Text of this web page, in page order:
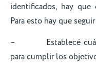
identificados, hay
Para esto hay que
– Establecé cuáles
para cumplir los